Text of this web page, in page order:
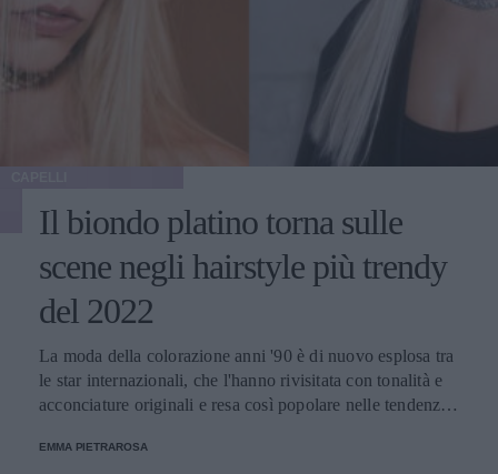
Il biondo platino torna sulle
scene negli hairstyle più trendy
del 2022
La moda della colorazione anni '90 è di nuovo esplosa tra
le star internazionali, che l'hanno rivisitata con tonalità e
acconciature originali e resa così popolare nelle tendenze
EMMA PIETRAROSA